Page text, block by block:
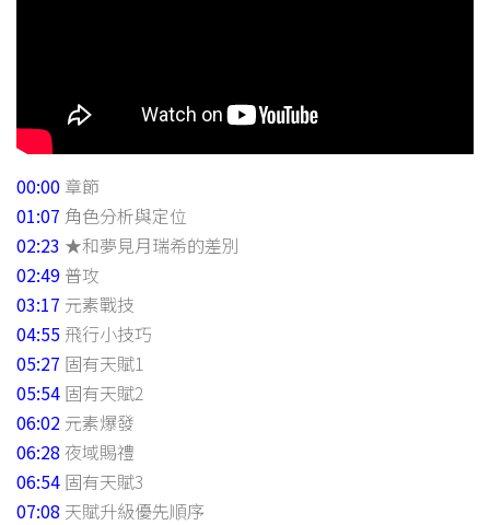
00:00 章節
01:07 角色分析與定位
02:23 ★和夢見月瑞希的差別
02:49 普攻
03:17 元素戰技
04:55 飛行小技巧
05:27 固有天賦1
05:54 固有天賦2
06:02 元素爆發
06:28 夜域賜禮
06:54 固有天賦3
07:08 天賦升級優先順序